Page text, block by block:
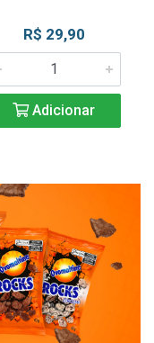
R$ 29,90
Adicionar